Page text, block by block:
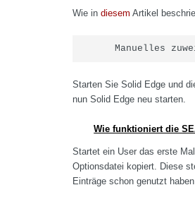
Wie indiesem Artikel
Manuelles
Starten Sie Solid Edge und
nun Solid Edge neu starten.
Wie funktioniert die
Startet ein User das erste
Optionsdatei kopiert. Diese
Einträge schon genutzt